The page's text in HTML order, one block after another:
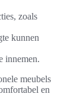
zoals
kunnen
innemen.
meubels
en